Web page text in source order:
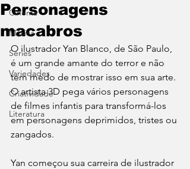
Cinema
Música
Séries
Variedades
Criatividade
Literatura
Personagens
macabros
O ilustrador Yan Blanco, de São Paulo,
é um grande amante do terror e não
tem medo de mostrar isso em sua arte.
O artista 3D pega vários personagens
de filmes infantis para transformá-los
em personagens deprimidos, tristes ou
zangados.
Yan começou sua carreira de ilustrador